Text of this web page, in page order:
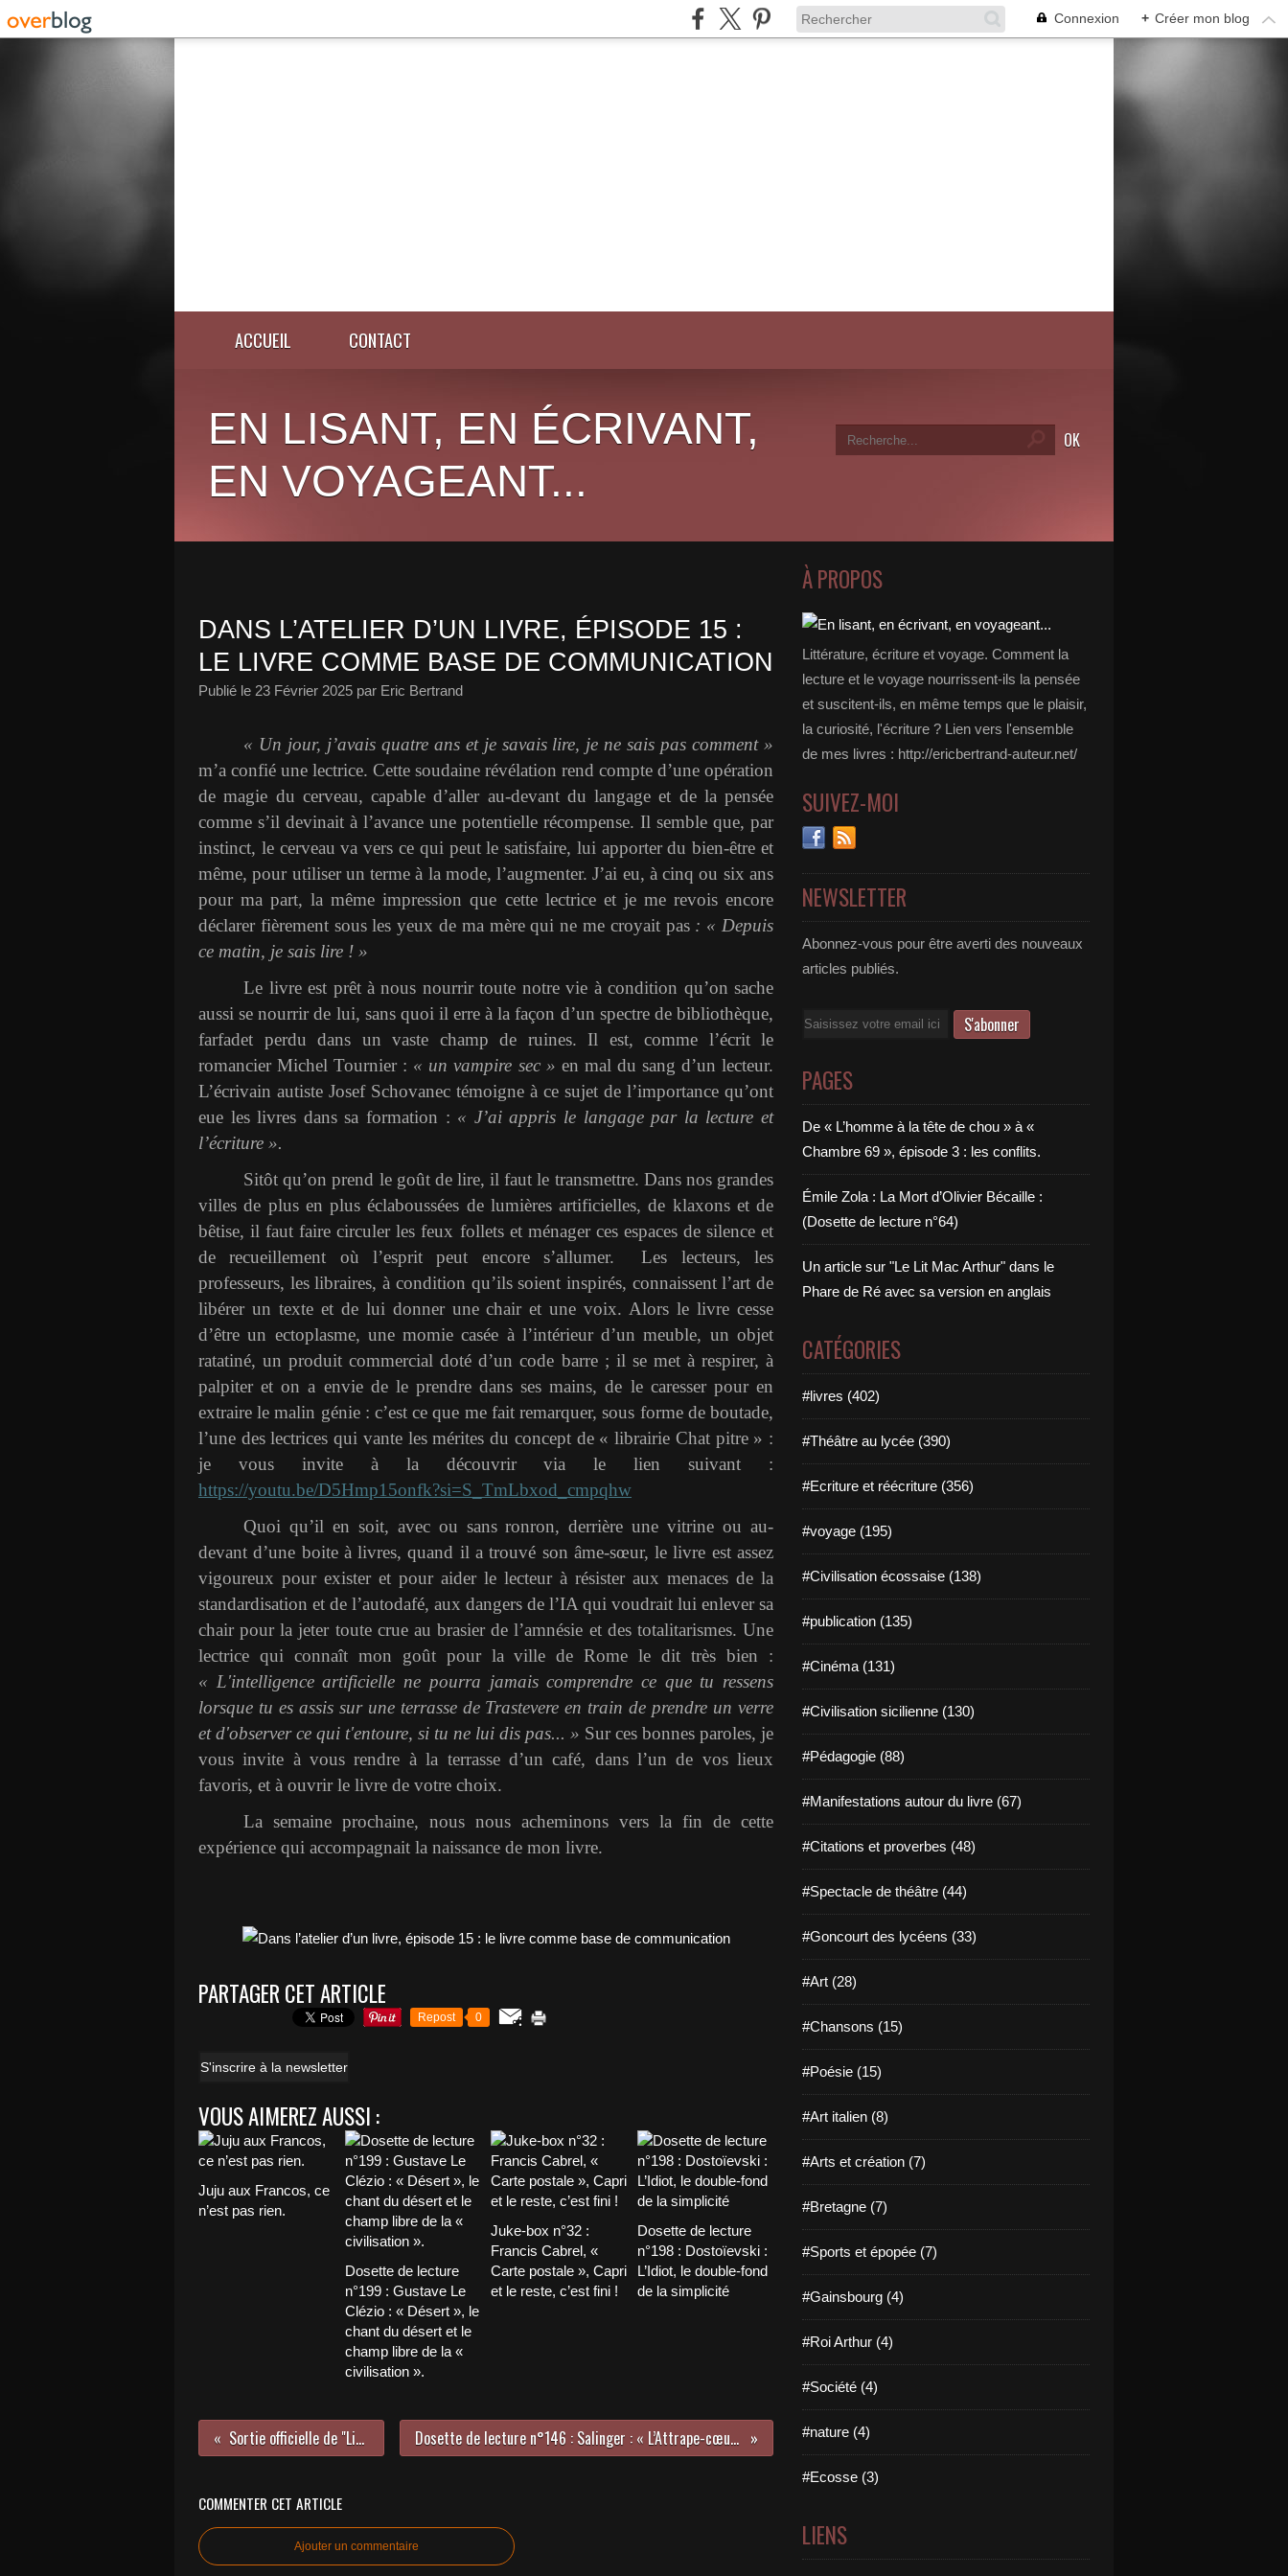
Connexion + Créer mon blog
ACCUEIL CONTACT
EN LISANT, EN ÉCRIVANT,
EN VOYAGEANT...
DANS L’ATELIER D’UN LIVRE, ÉPISODE 15 :
LE LIVRE COMME BASE DE COMMUNICATION
Publié le 23 Février 2025 par Eric Bertrand
« Un jour, j’avais quatre ans et je savais lire, je ne sais pas comment »
m’a confié une lectrice. Cette soudaine révélation rend compte d’une opération
de magie du cerveau, capable d’aller au-devant du langage et de la pensée
comme s’il devinait à l’avance une potentielle récompense. Il semble que, par
instinct, le cerveau va vers ce qui peut le satisfaire, lui apporter du bien-être et
même, pour utiliser un terme à la mode, l’augmenter. J’ai eu, à cinq ou six ans
pour ma part, la même impression que cette lectrice et je me revois encore
déclarer fièrement sous les yeux de ma mère qui ne me croyait pas : « Depuis
ce matin, je sais lire ! »
Le livre est prêt à nous nourrir toute notre vie à condition qu’on sache
aussi se nourrir de lui, sans quoi il erre à la façon d’un spectre de bibliothèque,
farfadet perdu dans un vaste champ de ruines. Il est, comme l’écrit le
romancier Michel Tournier : « un vampire sec » en mal du sang d’un lecteur.
L’écrivain autiste Josef Schovanec témoigne à ce sujet de l’importance qu’ont
eue les livres dans sa formation : « J’ai appris le langage par la lecture et
l’écriture ».
Sitôt qu’on prend le goût de lire, il faut le transmettre. Dans nos grandes
villes de plus en plus éclaboussées de lumières artificielles, de klaxons et de
bêtise, il faut faire circuler les feux follets et ménager ces espaces de silence et
de recueillement où l’esprit peut encore s’allumer. Les lecteurs, les
professeurs, les libraires, à condition qu’ils soient inspirés, connaissent l’art de
libérer un texte et de lui donner une chair et une voix. Alors le livre cesse
d’être un ectoplasme, une momie casée à l’intérieur d’un meuble, un objet
ratatiné, un produit commercial doté d’un code barre ; il se met à respirer, à
palpiter et on a envie de le prendre dans ses mains, de le caresser pour en
extraire le malin génie : c’est ce que me fait remarquer, sous forme de boutade,
l’une des lectrices qui vante les mérites du concept de « librairie Chat pitre » :
je vous invite à la découvrir via le lien suivant :
https://youtu.be/D5Hmp15onfk?si=S_TmLbxod_cmpqhw
Quoi qu’il en soit, avec ou sans ronron, derrière une vitrine ou au-
devant d’une boite à livres, quand il a trouvé son âme-sœur, le livre est assez
vigoureux pour exister et pour aider le lecteur à résister aux menaces de la
standardisation et de l’autodafé, aux dangers de l’IA qui voudrait lui enlever sa
chair pour la jeter toute crue au brasier de l’amnésie et des totalitarismes. Une
lectrice qui connaît mon goût pour la ville de Rome le dit très bien :
« L'intelligence artificielle ne pourra jamais comprendre ce que tu ressens
lorsque tu es assis sur une terrasse de Trastevere en train de prendre un verre
et d'observer ce qui t'entoure, si tu ne lui dis pas... » Sur ces bonnes paroles, je
vous invite à vous rendre à la terrasse d’un café, dans l’un de vos lieux
favoris, et à ouvrir le livre de votre choix.
La semaine prochaine, nous nous acheminons vers la fin de cette
expérience qui accompagnait la naissance de mon livre.
PARTAGER CET ARTICLE
Repost 0
S'inscrire à la newsletter
VOUS AIMEREZ AUSSI :
Juju aux Francos, ce
n’est pas rien.
Dosette de lecture
n°199 : Gustave Le
Clézio : « Désert », le
chant du désert et le
champ libre de la «
civilisation ».
Juke-box n°32 :
Francis Cabrel, «
Carte postale », Capri
et le reste, c’est fini !
Dosette de lecture
n°198 : Dostoïevski :
L’Idiot, le double-fond
de la simplicité
Sortie officielle de "Lire ou pâlir à sa vue" Dosette de lecture n°146 : Salinger : « L’Attrape-cœurs », le seigle mal mûri de l’adolescence
COMMENTER CET ARTICLE
Ajouter un commentaire
À PROPOS
Littérature, écriture et voyage. Comment la
lecture et le voyage nourrissent-ils la pensée
et suscitent-ils, en même temps que le plaisir,
la curiosité, l'écriture ? Lien vers l'ensemble
de mes livres : http://ericbertrand-auteur.net/
SUIVEZ-MOI
NEWSLETTER
Abonnez-vous pour être averti des nouveaux
articles publiés.
Email
PAGES
De « L’homme à la tête de chou » à «
Chambre 69 », épisode 3 : les conflits.
Émile Zola : La Mort d’Olivier Bécaille :
(Dosette de lecture n°64)
Un article sur "Le Lit Mac Arthur" dans le
Phare de Ré avec sa version en anglais
CATÉGORIES
#livres (402)
#Théâtre au lycée (390)
#Ecriture et réécriture (356)
#voyage (195)
#Civilisation écossaise (138)
#publication (135)
#Cinéma (131)
#Civilisation sicilienne (130)
#Pédagogie (88)
#Manifestations autour du livre (67)
#Citations et proverbes (48)
#Spectacle de théâtre (44)
#Goncourt des lycéens (33)
#Art (28)
#Chansons (15)
#Poésie (15)
#Art italien (8)
#Arts et création (7)
#Bretagne (7)
#Sports et épopée (7)
#Gainsbourg (4)
#Roi Arthur (4)
#Société (4)
#nature (4)
#Ecosse (3)
LIENS